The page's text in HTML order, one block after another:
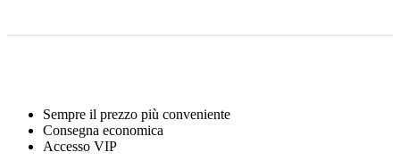
Sempre il prezzo più conveniente
Consegna economica
Accesso VIP